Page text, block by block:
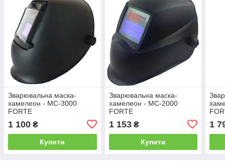
Зварювальна маска-
хамелеон - МС-3000
FORTE
1 100 ₴
Купити
Зварювальна маска-
хамелеон - МС-2000
FORTE
1 153₴
Купити
1